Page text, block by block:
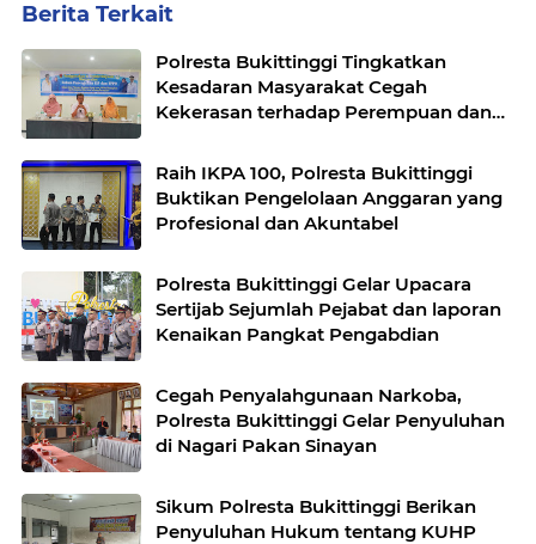
Berita Terkait
Polresta Bukittinggi Tingkatkan
Kesadaran Masyarakat Cegah
Kekerasan terhadap Perempuan dan
Raih IKPA 100, Polresta Bukittinggi
Buktikan Pengelolaan Anggaran yang
Profesional dan Akuntabel
Polresta Bukittinggi Gelar Upacara
Sertijab Sejumlah Pejabat dan laporan
Kenaikan Pangkat Pengabdian
Cegah Penyalahgunaan Narkoba,
Polresta Bukittinggi Gelar Penyuluhan
di Nagari Pakan Sinayan
Sikum Polresta Bukittinggi Berikan
Penyuluhan Hukum tentang KUHP